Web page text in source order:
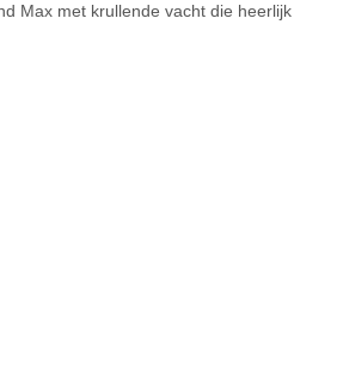
Max met krullende vacht die heerlijk